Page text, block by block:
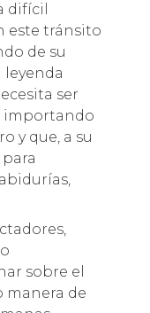
difícil
este tránsito
de su
leyenda
ser
importando
y que, a su
sobre el
manera de